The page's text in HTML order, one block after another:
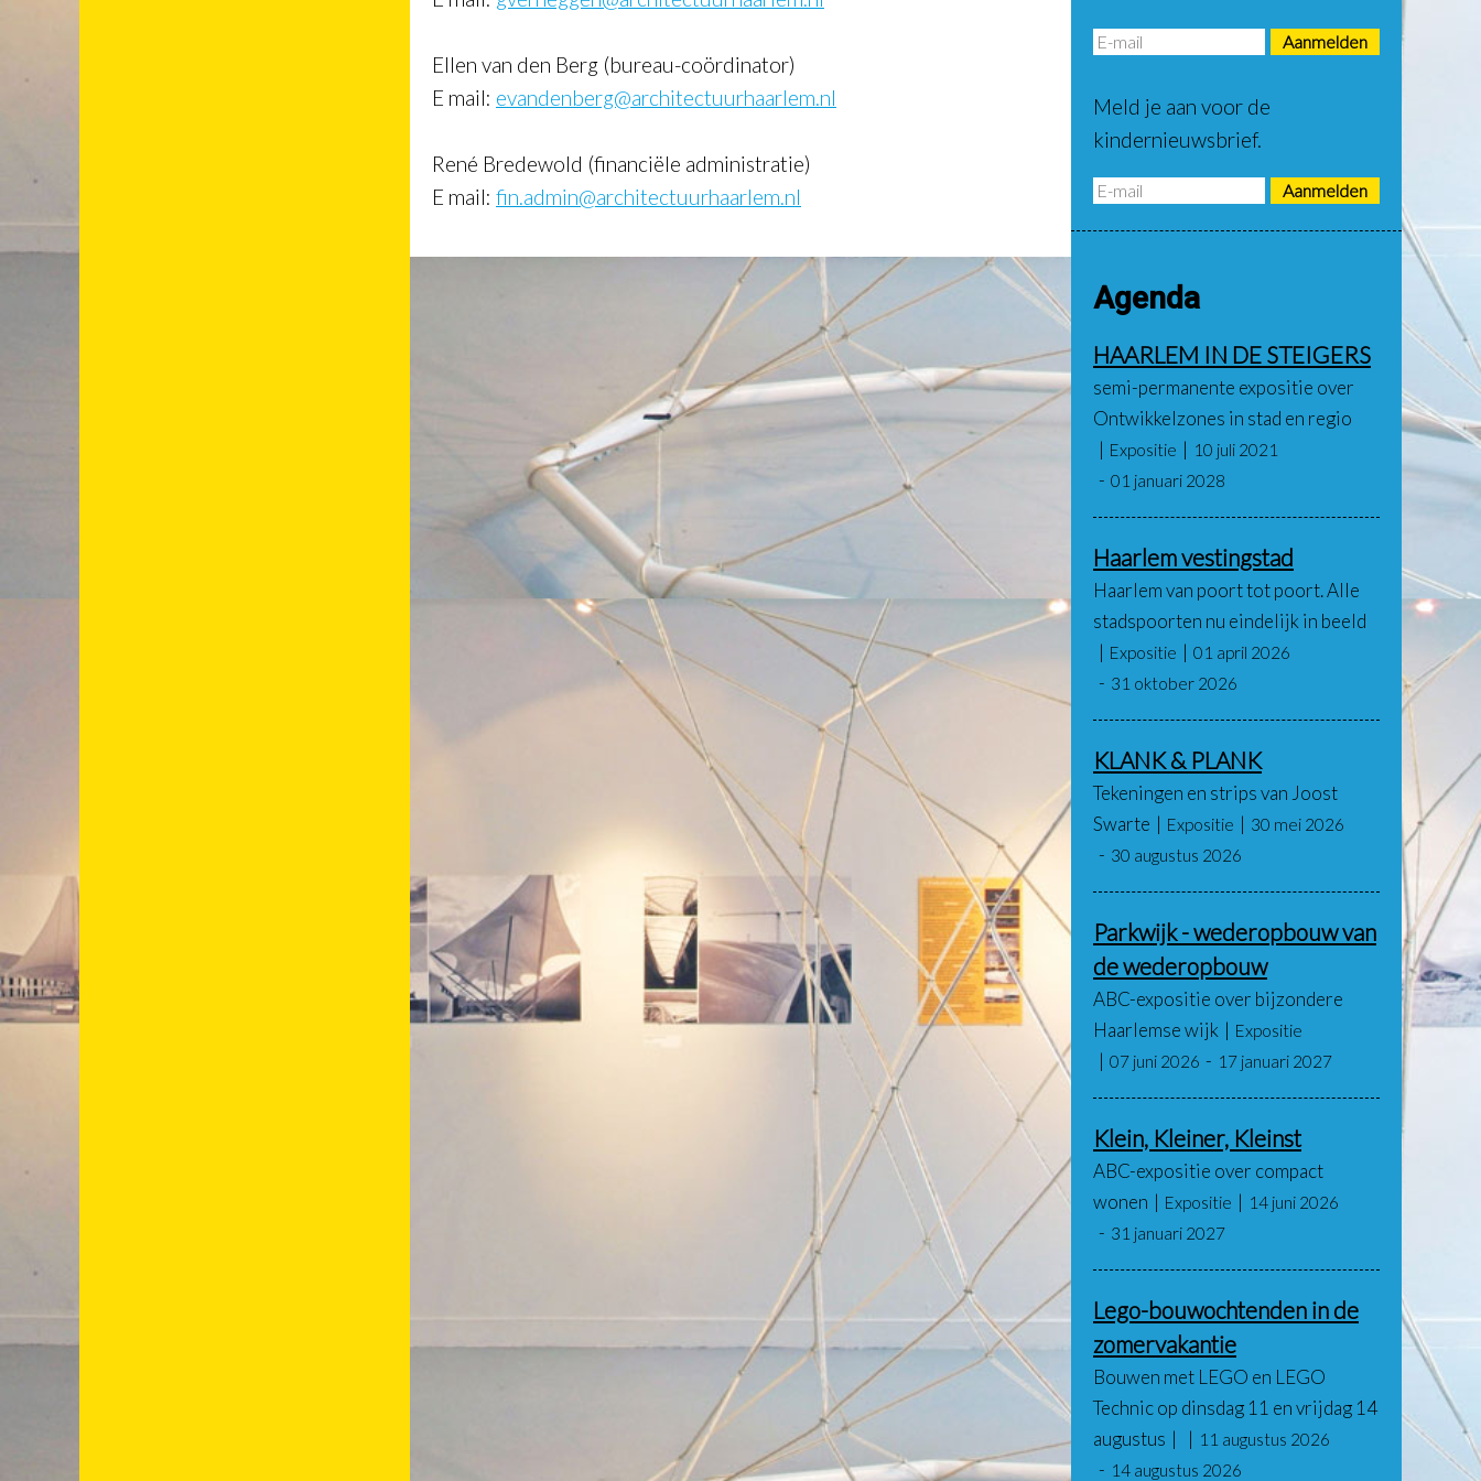
Ellen van den Berg (bureau-coördinator)
E mail: evandenberg@architectuurhaarlem.nl
René Bredewold (financiële administratie)
E mail: fin.admin@architectuurhaarlem.nl
Meld je aan voor de
kindernieuwsbrief.
Agenda
HAARLEM IN DE STEIGERS
semi-permanente expositie over
Ontwikkelzones in stad en regio
Expositie
10 juli 2021
01 januari 2028
Haarlem vestingstad
Haarlem van poort tot poort. Alle
stadspoorten nu eindelijk in beeld
Expositie
01 april 2026
31 oktober 2026
KLANK & PLANK
Tekeningen en strips van Joost
Swarte
Expositie
30 mei 2026
30 augustus 2026
Parkwijk - wederopbouw van
de wederopbouw
ABC-expositie over bijzondere
Haarlemse wijk
Expositie
07 juni 2026
17 januari 2027
Klein, Kleiner, Kleinst
ABC-expositie over compact
wonen
Expositie
14 juni 2026
31 januari 2027
Lego-bouwochtenden in de
zomervakantie
Bouwen met LEGO en LEGO
Technic op dinsdag 11 en vrijdag 14
augustus
11 augustus 2026
14 augustus 2026